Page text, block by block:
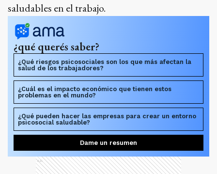
saludables en el trabajo.
¿qué querés saber?
¿Qué riesgos psicosociales son los que más afectan la
salud de los trabajadores?
¿Cuál es el impacto económico que tienen estos
problemas en el mundo?
¿Qué pueden hacer las empresas para crear un entorno
psicosocial saludable?
Dame un resumen
Ads